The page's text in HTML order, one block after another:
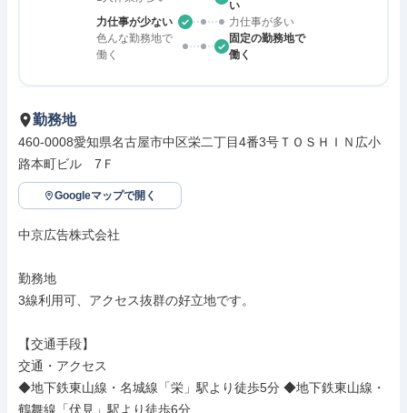
い
力仕事が少ない
力仕事が多い
色んな勤務地で
働く
固定の勤務地で
働く
勤務地
460-0008愛知県名古屋市中区栄二丁目4番3号ＴＯＳＨＩＮ広小
路本町ビル　7Ｆ
Googleマップで開く
中京広告株式会社
勤務地
3線利用可、アクセス抜群の好立地です。
【交通手段】
交通・アクセス
◆地下鉄東山線・名城線「栄」駅より徒歩5分 ◆地下鉄東山線・
鶴舞線「伏見」駅より徒歩6分